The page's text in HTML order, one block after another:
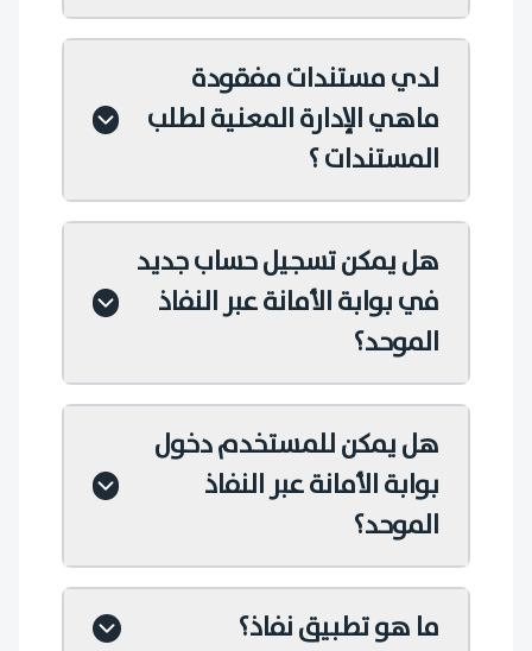
لدي مستندات مفقودة
ماهي الإدارة المعنية لطلب
المستندات ؟
هل يمكن تسجيل حساب جديد
في بوابة الأمانة عبر النفاذ
الموحد؟
هل يمكن للمستخدم دخول
بوابة الأمانة عبر النفاذ
الموحد؟
ما هو تطبيق نفاذ؟